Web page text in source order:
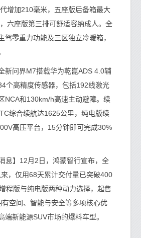
增加210毫米，五座版后备箱最大
六座版第三排可舒适容纳成人。全
驾零重力功能及三区独立冷暖箱，
问界M7搭载华为乾崑ADS 4.0辅
个高精度传感器，包括192线激光
NCA和130km/h高速主动避障。续
综合续航达1625公里，纯电版续
高压平台，15分钟即可完成30%
】12月2日，鸿蒙智行宣布，全
，仅用68天累计交付量已突破400
程版与纯电版两种动力选择，起售
空间、智能与安全等多项核心优
端新能源SUV市场的爆料车型。